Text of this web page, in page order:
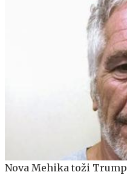
Nova Mehika toži